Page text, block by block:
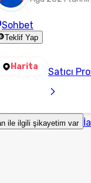
Sohbet
Teklif Yap
Harita Satıcı
ile ilgili şikayetim var